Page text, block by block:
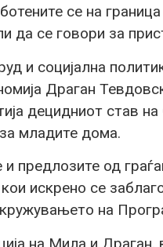
се на граница
да се говори за
и социјална
Драган
децидниот став
младите дома.
предлозите од
искрено се
на
на Мила и Драган,